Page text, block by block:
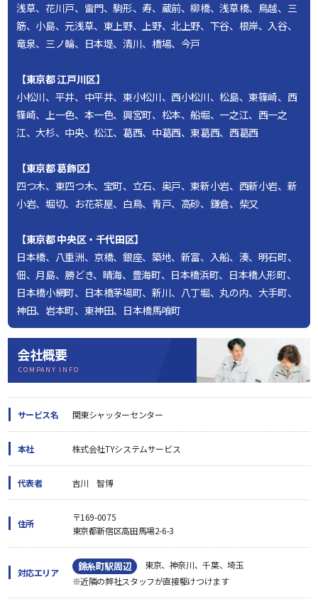
浅草、花川戸、雷門、駒形、寿、蔵前、柳橋、浅草橋、鳥越、三
筋、小島、元浅草、東上野、上野、北上野、下谷、根岸、入谷、
竜泉、三ノ輪、日本堤、清川、橋場、今戸
【東京都 江戸川区】
小松川、平井、中平井、東小松川、西小松川、松島、東篠崎、西
篠崎、上一色、本一色、興宮町、松本、船堀、一之江、西一之
江、大杉、中央、松江、葛西、中葛西、東葛西、西葛西
【東京都 葛飾区】
四つ木、東四つ木、宝町、立石、奥戸、東新小岩、西新小岩、新
小岩、堀切、お花茶屋、白鳥、青戸、高砂、鎌倉、柴又
【東京都 中央区・千代田区】
日本橋、八重洲、京橋、銀座、築地、新富、入船、湊、明石町、
佃、月島、勝どき、晴海、豊海町、日本橋浜町、日本橋人形町、
日本橋小網町、日本橋茅場町、新川、八丁堀、丸の内、大手町、
神田、岩本町、東神田、日本橋馬喰町
会社概要
COMPANY INFO
サービス名 関東シャッターセンター
本社 株式会社TYシステムサービス
代表者 吉川 智博
住所
〒169-0075
東京都新宿区高田馬場2-6-3
対応エリア 錦糸町駅周辺
東京、神奈川、千葉、埼玉
※近隣の弊社スタッフが直接駆けつけます